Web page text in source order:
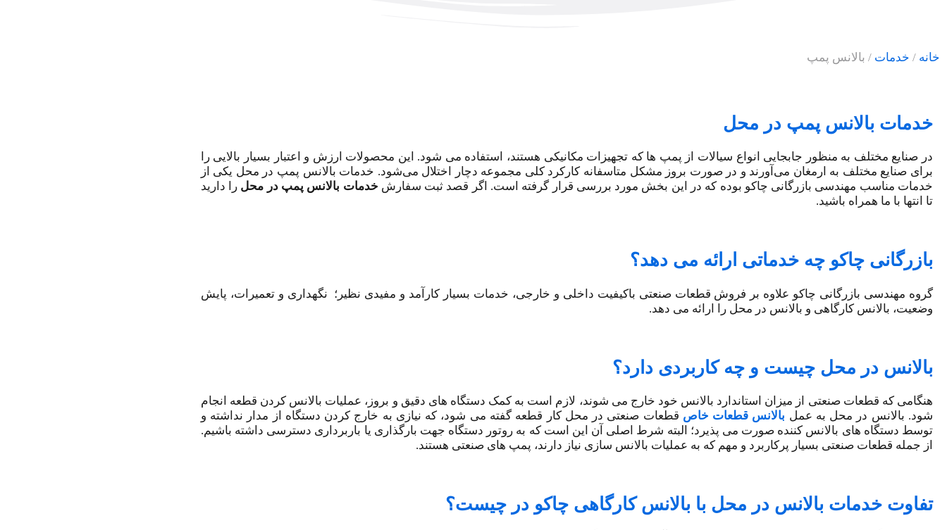
خانه / خدمات / بالانس پمپ
خدمات بالانس پمپ در محل
در صنایع مختلف به منظور جابجایی انواع سیالات از پمپ ها که تجهیزات مکانیکی هستند، استفاده می‌ ‌شود. این محصولات ارزش و اعتبار بسیار بالایی را
برای صنایع مختلف به ارمغان می‌آورند و در صورت بروز مشکل متاسفانه کارکرد کلی مجموعه دچار اختلال می‌شود. خدمات بالانس پمپ در محل یکی از
خدمات مناسب مهندسی بازرگانی چاکو بوده که در این بخش مورد بررسی قرار گرفته است. اگر قصد ثبت سفارش خدمات بالانس پمپ در محل را دارید
تا انتها با ما همراه باشید.
بازرگانی چاکو چه خدماتی ارائه می دهد؟
گروه مهندسی بازرگانی چاکو علاوه بر فروش قطعات صنعتی باکیفیت داخلی و خارجی، خدمات بسیار کارآمد و مفیدی نظیر؛ نگهداری و تعمیرات، پایش
وضعیت، بالانس کارگاهی و بالانس در محل را ارائه می دهد.
بالانس در محل چیست و چه کاربردی دارد؟
هنگامی که قطعات صنعتی از میزان استاندارد بالانس خود خارج می شوند، لازم است به کمک دستگاه های دقیق و بروز، عملیات بالانس کردن قطعه انجام
شود. بالانس در محل به عمل بالانس قطعات خاص قطعات صنعتی در محل کار قطعه گفته می شود، که نیازی به خارج کردن دستگاه از مدار نداشته و
توسط دستگاه های بالانس کننده صورت می پذیرد‌‌؛ البته شرط اصلی آن این است که به روتور دستگاه جهت بارگذاری یا باربرداری دسترسی داشته باشیم.
از جمله قطعات صنعتی بسیار پرکاربرد و مهم که به عملیات بالانس سازی نیاز دارند، پمپ ‌های صنعتی هستند.
تفاوت خدمات بالانس در محل با بالانس کارگاهی چاکو در چیست؟